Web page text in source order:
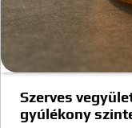
Szerves
gyúlékony